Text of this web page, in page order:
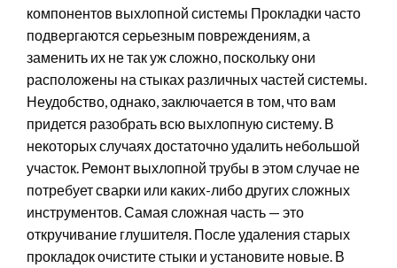
компонентов выхлопной системы Прокладки часто
подвергаются серьезным повреждениям, а
заменить их не так уж сложно, поскольку они
расположены на стыках различных частей системы.
Неудобство, однако, заключается в том, что вам
придется разобрать всю выхлопную систему. В
некоторых случаях достаточно удалить небольшой
участок. Ремонт выхлопной трубы в этом случае не
потребует сварки или каких-либо других сложных
инструментов. Самая сложная часть — это
откручивание глушителя. После удаления старых
прокладок очистите стыки и установите новые. В